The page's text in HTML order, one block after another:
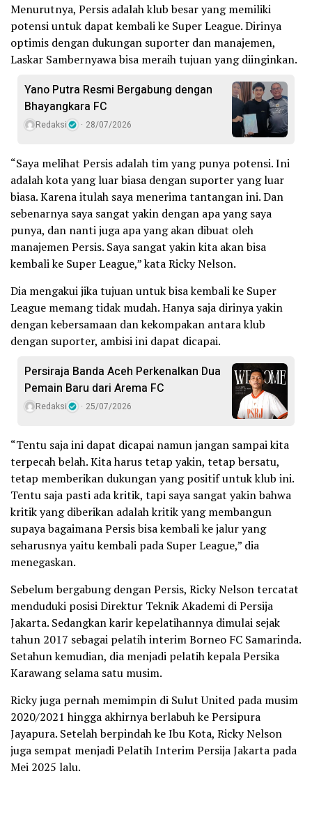
Menurutnya, Persis adalah klub besar yang memiliki
potensi untuk dapat kembali ke Super League. Dirinya
optimis dengan dukungan suporter dan manajemen,
Laskar Sambernyawa bisa meraih tujuan yang diinginkan.
Yano Putra Resmi Bergabung dengan
Bhayangkara FC
Redaksi 28/07/2026
“Saya melihat Persis adalah tim yang punya potensi. Ini
adalah kota yang luar biasa dengan suporter yang luar
biasa. Karena itulah saya menerima tantangan ini. Dan
sebenarnya saya sangat yakin dengan apa yang saya
punya, dan nanti juga apa yang akan dibuat oleh
manajemen Persis. Saya sangat yakin kita akan bisa
kembali ke Super League,” kata Ricky Nelson.
Dia mengakui jika tujuan untuk bisa kembali ke Super
League memang tidak mudah. Hanya saja dirinya yakin
dengan kebersamaan dan kekompakan antara klub
dengan suporter, ambisi ini dapat dicapai.
Persiraja Banda Aceh Perkenalkan Dua
Pemain Baru dari Arema FC
Redaksi 25/07/2026
“Tentu saja ini dapat dicapai namun jangan sampai kita
terpecah belah. Kita harus tetap yakin, tetap bersatu,
tetap memberikan dukungan yang positif untuk klub ini.
Tentu saja pasti ada kritik, tapi saya sangat yakin bahwa
kritik yang diberikan adalah kritik yang membangun
supaya bagaimana Persis bisa kembali ke jalur yang
seharusnya yaitu kembali pada Super League,” dia
menegaskan.
Sebelum bergabung dengan Persis, Ricky Nelson tercatat
menduduki posisi Direktur Teknik Akademi di Persija
Jakarta. Sedangkan karir kepelatihannya dimulai sejak
tahun 2017 sebagai pelatih interim Borneo FC Samarinda.
Setahun kemudian, dia menjadi pelatih kepala Persika
Karawang selama satu musim.
Ricky juga pernah memimpin di Sulut United pada musim
2020/2021 hingga akhirnya berlabuh ke Persipura
Jayapura. Setelah berpindah ke Ibu Kota, Ricky Nelson
juga sempat menjadi Pelatih Interim Persija Jakarta pada
Mei 2025 lalu.